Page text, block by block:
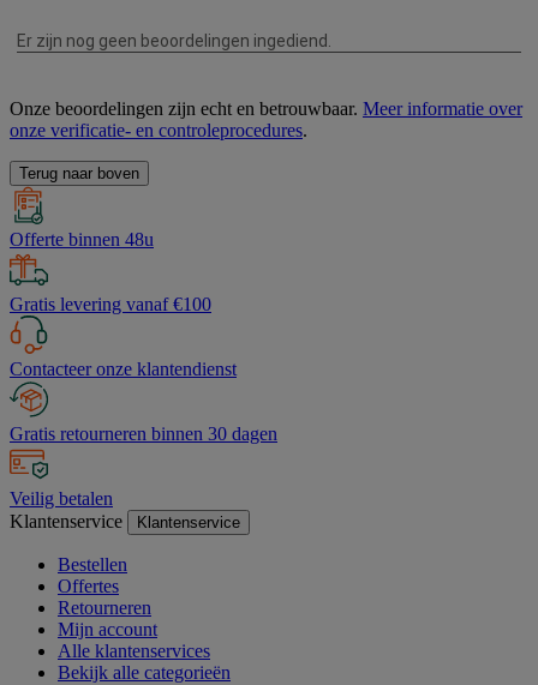
Onze beoordelingen zijn echt en betrouwbaar. Meer informatie over
onze verificatie- en controleprocedures.
Terug naar boven
Offerte binnen 48u
Gratis levering vanaf €100
Contacteer onze klantendienst
Gratis retourneren binnen 30 dagen
Veilig betalen
Klantenservice
Klantenservice
Bestellen
Offertes
Retourneren
Mijn account
Alle klantenservices
Bekijk alle categorieën